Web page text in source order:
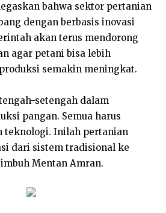
bahwa sektor pertanian
dengan berbasis inovasi
akan terus mendorong
agar petani bisa lebih
semakin meningkat.
setengah dalam
pangan. Semua harus
teknologi. Inilah pertanian
dari sistem tradisional ke
Mentan Amran.